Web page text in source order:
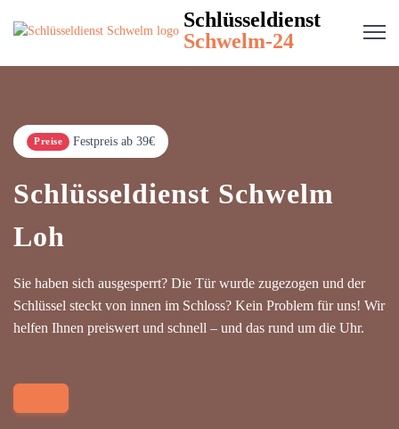
Schlüsseldienst
Schwelm-24
Preise Festpreis ab 39€
Schlüsseldienst Schwelm
Loh
Sie haben sich ausgesperrt? Die Tür wurde zugezogen und der
Schlüssel steckt von innen im Schloss? Kein Problem für uns! Wir
helfen Ihnen preiswert und schnell – und das rund um die Uhr.